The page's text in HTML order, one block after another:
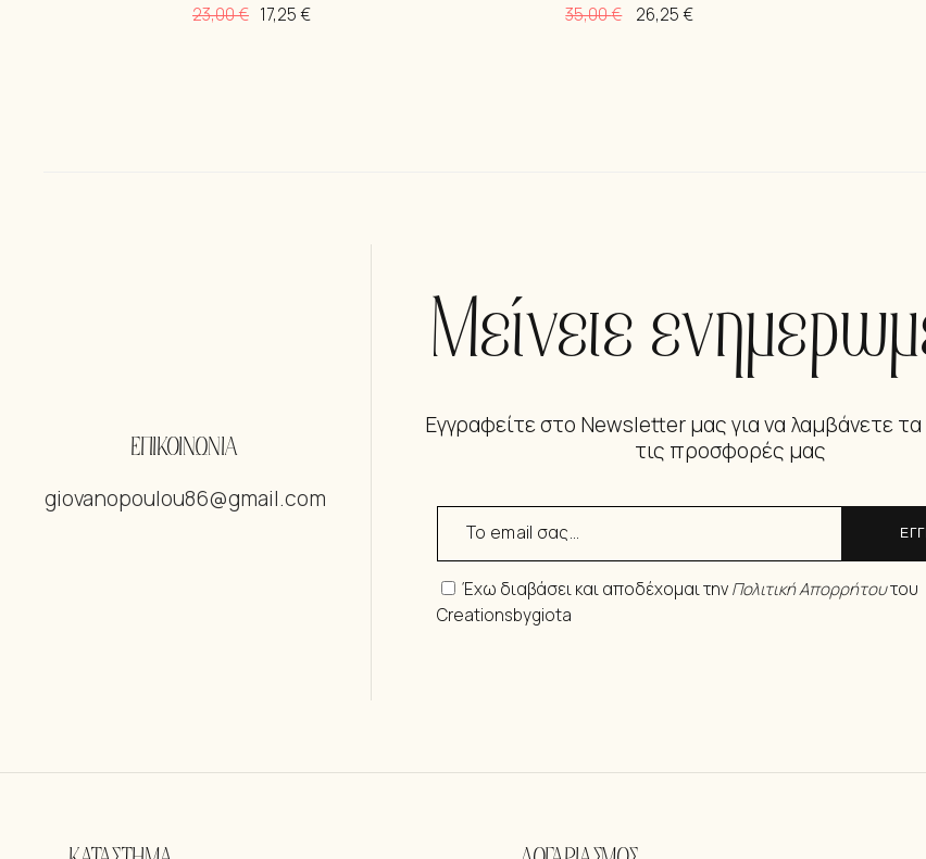
23,00€ 17,25€ 35,00€ 26,25€
ΕΠΙΚΟΙΝΩΝΙΑ
giovanopoulou86@gmail.com
Μείνετε
Εγγραφείτε στο Newsletter μας για να λαμβάνετε τα
τις προσφορές μας
Έχω διαβάσει και αποδέχομαι τηνΠολιτική Απορρήτουτου
Creationsbygiota